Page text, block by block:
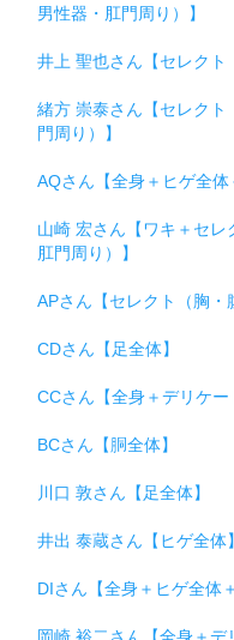
男性器・肛門周り）】
井上 聖也さん【セレクト
緒方 崇泰さん【セレク
門周り）】
AQさん【全身＋ヒゲ全体
山崎 宏さん【ワキ＋セレ
肛門周り）】
APさん【セレクト（胸・
CDさん【足全体】
CCさん【全身＋デリケー
BCさん【胴全体】
川口 敦さん【足全体】
井出 泰蔵さん【ヒゲ全体】
DIさん【全身＋ヒゲ全体
岡崎 裕二さん【全身＋デ